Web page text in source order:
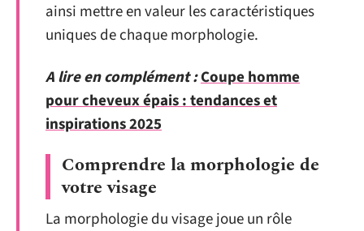
ainsi mettre en valeur les caractéristiques
uniques de chaque morphologie.
A lire en complément :Coupe homme
pour cheveux épais : tendances et
inspirations 2025
Comprendre la morphologie de
votre visage
La morphologie du visage joue un rôle